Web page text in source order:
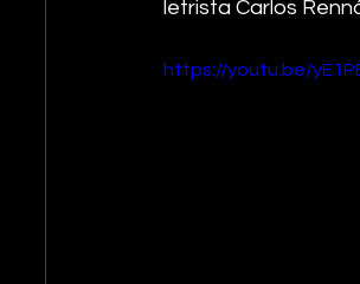
letrista Carlos
https://youtu.be/